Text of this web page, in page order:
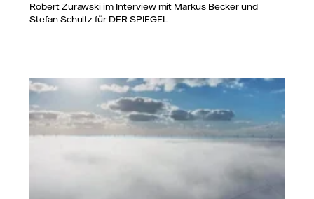
Robert Zurawski im Interview mit Markus Becker und
Stefan Schultz für DER SPIEGEL